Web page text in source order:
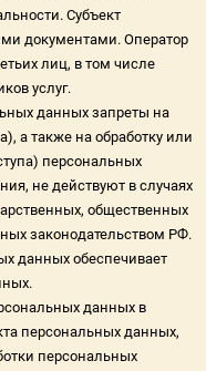
Субъект
документами. Оператор
лиц, в том числе
услуг.
данных запреты на
а также на обработку или
персональных
не действуют в случаях
общественных
законодательством РФ.
данных обеспечивает
данных в
персональных данных,
персональных